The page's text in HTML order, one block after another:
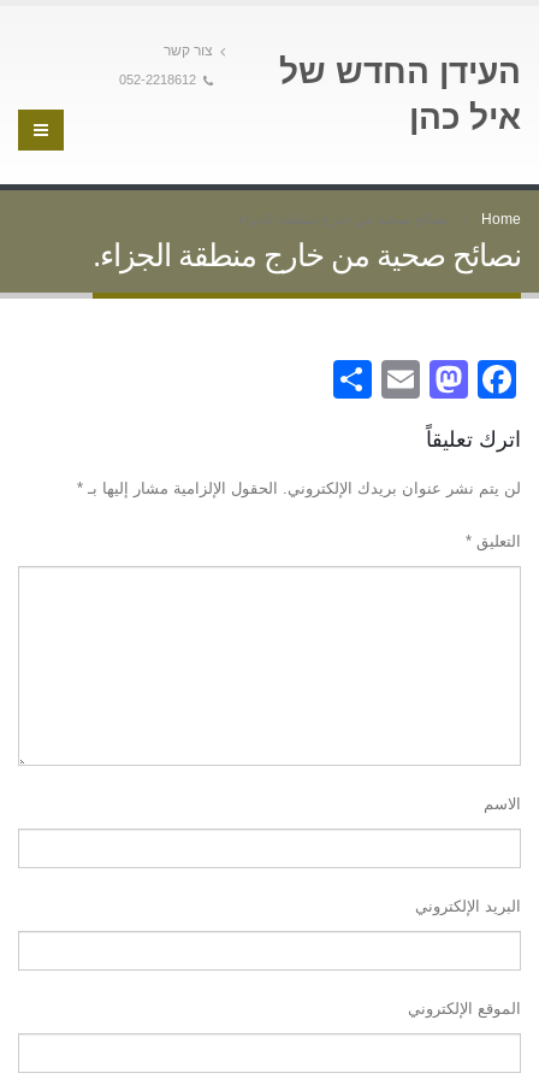
העידן החדש של
איל כהן
צור קשר
052-2218612
Home نصائح صحية من خارج منطقة الجزاء.
نصائح صحية من خارج منطقة الجزاء.
Facebook
Mastodon
Email
اترك تعليقاً
لن يتم نشر عنوان بريدك الإلكتروني. الحقول الإلزامية مشار إليها بـ *
التعليق *
الاسم
البريد الإلكتروني
الموقع الإلكتروني